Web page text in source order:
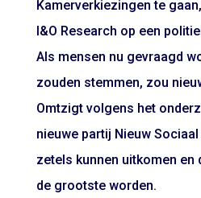
Kamerverkiezingen te
I&O Research op een
Als mensen nu gevraagd
zouden stemmen, zou
Omtzigt volgens het
nieuwe partij Nieuw
zetels kunnen uitkomen en
de grootste worden.